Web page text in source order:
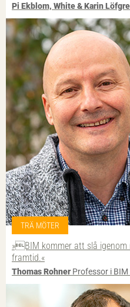
Pi Ekblom, White & Karin
TRÄ MÖTER
»BIM kommer att slå igenom
framtid.«
Thomas Rohner Professor i